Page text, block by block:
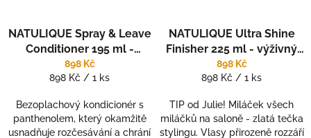
NATULIQUE Spray & Leave
Conditioner 195 ml -
bezoplachový
kondicionér/pomocník při
898 Kč
Měrná
898 Kč / 1 ks
Bezoplachový kondicionér s
panthenolem, který okamžitě
usnadňuje rozčesávání a chrání
NATULIQUE Ultra Shine
Finisher 225 ml - výživný
sprej pro rozjasnění vlasů
898 Kč
Měrná
898 Kč / 1 ks
TIP od Julie! Miláček všech
miláčků na saloně - zlatá tečka
stylingu. Vlasy přirozeně rozzáří